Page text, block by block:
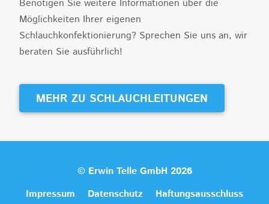
Benötigen Sie weitere Informationen über die
Möglichkeiten Ihrer eigenen
Schlauchkonfektionierung? Sprechen Sie uns an, wir
beraten Sie ausführlich!
MEHR ZU SCHLAUCHLEITUNGEN
© Erwin Telle GmbH 2026
Impressum
Datenschutz Haftungsausschluss